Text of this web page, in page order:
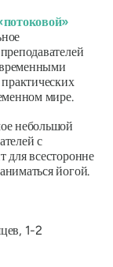
мире.
небольшой
с
для всесторонне
йогой.
1-2